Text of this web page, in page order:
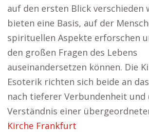
auf den ersten Blick verschieden
bieten eine Basis, auf der
spirituellen Aspekte erforschen
den großen Fragen des Lebens
auseinandersetzen können. Die
Esoterik richten sich beide an
nach tieferer Verbundenheit und
Verständnis einer
Kirche Frankfurt